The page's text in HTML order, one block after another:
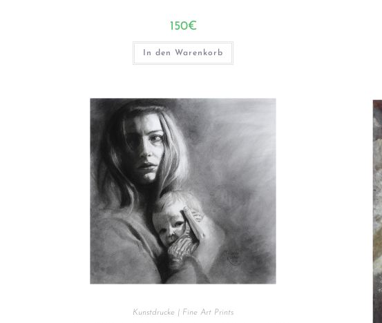
150€
In den Warenkorb
Kunstdrucke | Fine Art Prints